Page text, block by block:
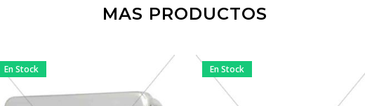
MAS PRODUCTOS
En Stock En Stock